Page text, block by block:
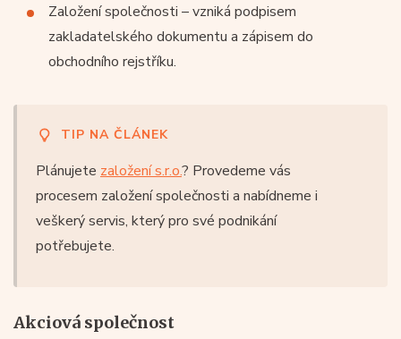
Založení společnosti – vzniká podpisem
zakladatelského dokumentu a zápisem do
obchodního rejstříku.
TIP NA ČLÁNEK
Plánujete založení s.r.o.? Provedeme vás
procesem založení společnosti a nabídneme i
veškerý servis, který pro své podnikání
potřebujete.
Akciová společnost